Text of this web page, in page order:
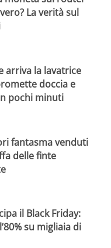
La verità sul
arriva la lavatrice
doccia e
pochi minuti
fantasma venduti
delle finte
il Black Friday:
su migliaia di